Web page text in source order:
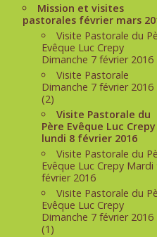
Mission et visites
pastorales février mars
Visite Pastorale du
Evêque Luc Crepy
Dimanche 7 février 2016
Visite Pastorale
Dimanche 7 février 2016
(2)
Visite Pastorale du
Père Evêque Luc Crepy
lundi 8 février 2016
Visite Pastorale du
Evêque Luc Crepy Mardi
février 2016
Visite Pastorale du
Evêque Luc Crepy
Dimanche 7 février 2016
(1)